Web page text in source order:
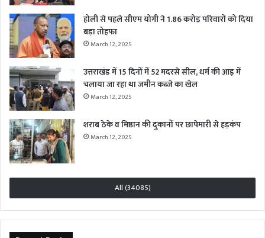
होली से पहले सीएम योगी ने 1.86 करोड़ परिवारों को दिया
बड़ा तोहफा
March 12, 2025
उत्तराखंड में 15 दिनों में 52 मदरसे सील, धर्म की आड़ में
चलाया जा रहा था जमीन कब्जे का खेल
March 12, 2025
शराब ठेके व मिष्ठान की दुकानों पर छापेमारी से हड़कंप
March 12, 2025
All (34085)